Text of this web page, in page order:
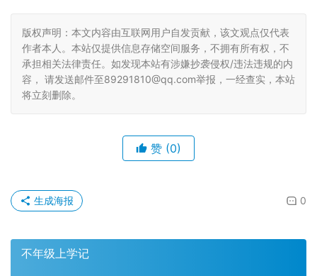
版权声明：本文内容由互联网用户自发贡献，该文观点仅代表
作者本人。本站仅提供信息存储空间服务，不拥有所有权，不
承担相关法律责任。如发现本站有涉嫌抄袭侵权/违法违规的内
容， 请发送邮件至89291810@qq.com举报，一经查实，本站
将立刻删除。
赞 (0)
0
生成海报
不年级上学记